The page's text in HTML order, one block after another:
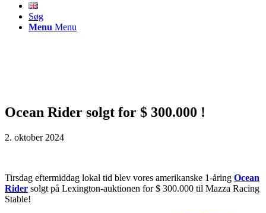
Søg
Menu Menu
Ocean Rider solgt for $ 300.000 !
2. oktober 2024
Tirsdag eftermiddag lokal tid blev vores amerikanske 1-åring Ocean
Rider solgt på Lexington-auktionen for $ 300.000 til Mazza Racing
Stable!